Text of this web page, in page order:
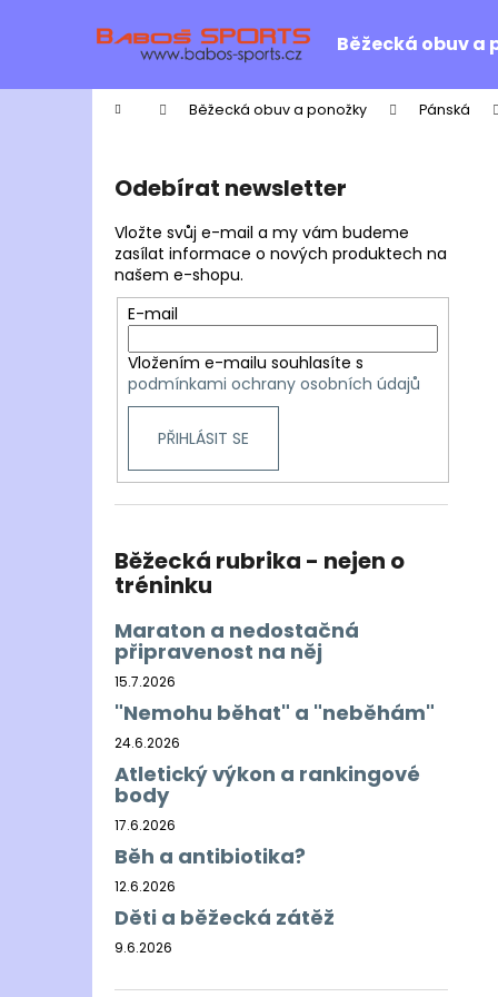
Běžecká obuv a
Domů Běžecká obuv a ponožky Pánská
Odebírat newsletter
Vložte svůj e-mail a my vám budeme
zasílat informace o nových produktech na
našem e-shopu.
E-mail
Vložením e-mailu souhlasíte s
podmínkami ochrany osobních údajů
PŘIHLÁSIT SE
Běžecká rubrika - nejen o
tréninku
Maraton a nedostačná
připravenost na něj
15.7.2026
"Nemohu běhat" a "neběhám"
24.6.2026
Atletický výkon a rankingové
body
17.6.2026
Běh a antibiotika?
12.6.2026
Děti a běžecká zátěž
9.6.2026
í
do
do
BĚŽECKÁ BUNDA RONHILL EVERYDAY
899 Kč
Původně:1 200 Kč